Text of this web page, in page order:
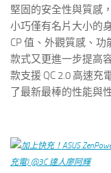
堅固的安全性與質感
小巧僅有名片大小的
CP 值、外觀質感、
款式又更進一步提高
款支援 QC 2.0 高速充
了最新最棒的性能與